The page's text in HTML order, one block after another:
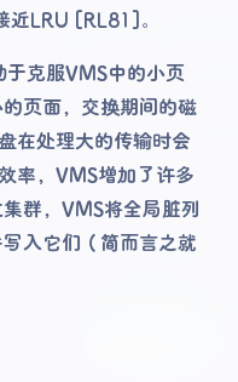
近LRU [RL81]。
克服VMS中的小页
页面，交换期间的磁
在处理大的传输时会
率，VMS增加了许多
群，VMS将全局脏列
入它们（简而言之就